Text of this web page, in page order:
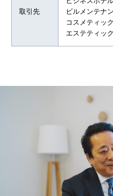
取引先
ビルメンテナ
コスメティッ
エステティッ